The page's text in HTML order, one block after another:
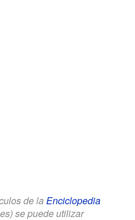
de la Enciclopedia
se puede utilizar